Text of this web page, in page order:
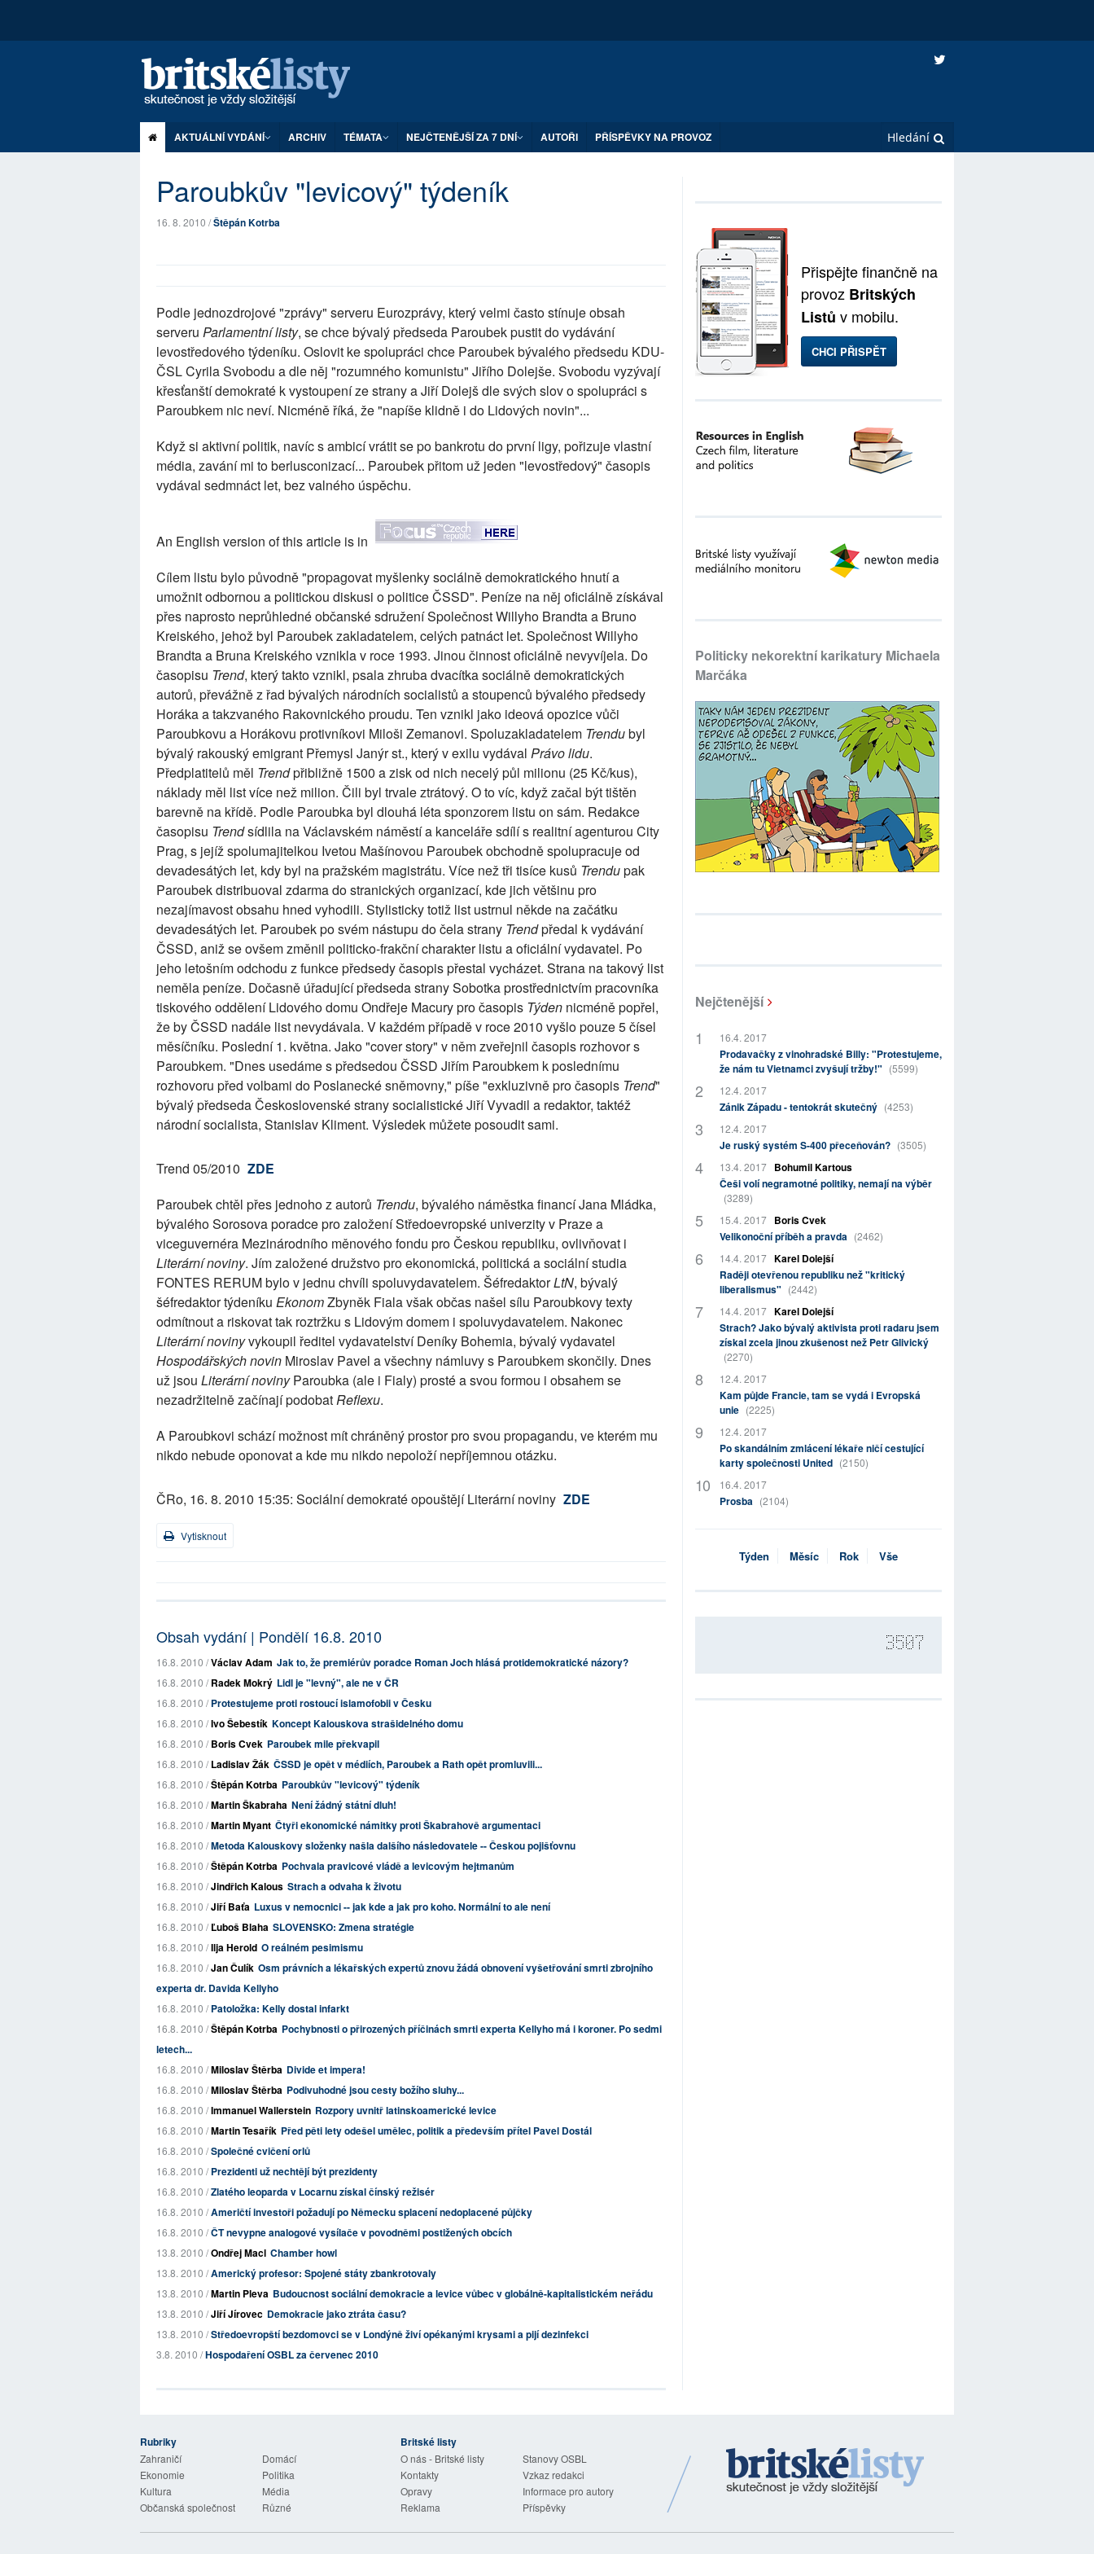
AKTUÁLNÍ VYDÁNÍ ARCHIV TÉMATA NEJČTENĚJŠÍ ZA 7 DNÍ AUTOŘI PŘÍSPĚVKY NA PROVOZ
Paroubkův "levicový" týdeník
16. 8. 2010 /Štěpán Kotrba
Podle jednozdrojové "zprávy" serveru Eurozprávy, který velmi často stínuje obsah
serveru Parlamentní listy, se chce bývalý předseda Paroubek pustit do vydávání
levostředového týdeníku. Oslovit ke spolupráci chce Paroubek bývalého předsedu KDU-
ČSL Cyrila Svobodu a dle něj "rozumného komunistu" Jiřího Dolejše. Svobodu vyzývají
křesťanští demokraté k vystoupení ze strany a Jiří Dolejš dle svých slov o spolupráci s
Paroubkem nic neví. Nicméně říká, že "napíše klidně i do Lidových novin"...
Když si aktivní politik, navíc s ambicí vrátit se po bankrotu do první ligy, pořizuje vlastní
média, zavání mi to berlusconizací... Paroubek přitom už jeden "levostředový" časopis
vydával sedmnáct let, bez valného úspěchu.
An English version of this article is in
Cílem listu bylo původně "propagovat myšlenky sociálně demokratického hnutí a
umožnit odbornou a politickou diskusi o politice ČSSD". Peníze na něj oficiálně získával
přes naprosto neprůhledné občanské sdružení Společnost Willyho Brandta a Bruno
Kreiského, jehož byl Paroubek zakladatelem, celých patnáct let. Společnost Willyho
Brandta a Bruna Kreiského vznikla v roce 1993. Jinou činnost oficiálně nevyvíjela. Do
časopisu Trend, který takto vznikl, psala zhruba dvacítka sociálně demokratických
autorů, převážně z řad bývalých národních socialistů a stoupenců bývalého předsedy
Horáka a takzvaného Rakovnického proudu. Ten vznikl jako ideová opozice vůči
Paroubkovu a Horákovu protivníkovi Miloši Zemanovi. Spoluzakladatelem Trendubyl
bývalý rakouský emigrant Přemysl Janýr st., který v exilu vydával Právo lidu.
Předplatitelů měl Trendpřibližně 1500 a zisk od nich necelý půl milionu (25 Kč/kus),
náklady měl list více než milion. Čili byl trvale ztrátový. O to víc, když začal být tištěn
barevně na křídě. Podle Paroubka byl dlouhá léta sponzorem listu on sám. Redakce
časopisu Trendsídlila na Václavském náměstí a kanceláře sdílí s realitní agenturou City
Prag, s jejíž spolumajitelkou Ivetou Mašínovou Paroubek obchodně spolupracuje od
devadesátých let, kdy byl na pražském magistrátu. Více než tři tisíce kusů Trendupak
Paroubek distribuoval zdarma do stranických organizací, kde jich většinu pro
nezajímavost obsahu hned vyhodili. Stylisticky totiž list ustrnul někde na začátku
devadesátých let. Paroubek po svém nástupu do čela strany Trendpředal k vydávání
ČSSD, aniž se ovšem změnil politicko-frakční charakter listu a oficiální vydavatel. Po
jeho letošním odchodu z funkce předsedy časopis přestal vycházet. Strana na takový list
neměla peníze. Dočasně úřadující předseda strany Sobotka prostřednictvím pracovníka
tiskového oddělení Lidového domu Ondřeje Macury pro časopis Týden nicméně popřel,
že by ČSSD nadále list nevydávala. V každém případě v roce 2010 vyšlo pouze 5 čísel
měsíčníku. Poslední 1. května. Jako "cover story" v něm zveřejnil časopis rozhovor s
Paroubkem. "Dnes usedáme s předsedou ČSSD Jiřím Paroubkem k poslednímu
rozhovoru před volbami do Poslanecké sněmovny," píše "exkluzivně pro časopis Trend"
bývalý předseda Československé strany socialistické Jiří Vyvadil a redaktor, taktéž
národní socialista, Stanislav Kliment. Výsledek můžete posoudit sami.
Trend 05/2010 ZDE
Paroubek chtěl přes jednoho z autorů Trendu, bývalého náměstka financí Jana Mládka,
bývalého Sorosova poradce pro založení Středoevropské univerzity v Praze a
viceguvernéra Mezinárodního měnového fondu pro Českou republiku, ovlivňovat i
Literární noviny. Jím založené družstvo pro ekonomická, politická a sociální studia
FONTES RERUM bylo v jednu chvíli spoluvydavatelem. ŠéfredaktorLtN, bývalý
šéfredaktor týdeníku EkonomZbyněk Fiala však občas našel sílu Paroubkovy texty
odmítnout a riskovat tak roztržku s Lidovým domem i spoluvydavatelem. Nakonec
Literární novinyvykoupil ředitel vydavatelství Deníky Bohemia, bývalý vydavatel
Hospodářských novin Miroslav Pavel a všechny námluvy s Paroubkem skončily. Dnes
už jsou Literární novinyParoubka (ale i Fialy) prosté a svou formou i obsahem se
nezadržitelně začínají podobatReflexu.
A Paroubkovi schází možnost mít chráněný prostor pro svou propagandu, ve kterém mu
nikdo nebude oponovat a kde mu nikdo nepoloží nepříjemnou otázku.
ČRo, 16. 8. 2010 15:35: Sociální demokraté opouštějí Literární noviny ZDE
Vytisknout
Obsah vydání | Pondělí 16.8. 2010
16.8. 2010 /Václav Adam Jak to, že premiérův poradce Roman Joch hlásá protidemokratické názory?
16.8. 2010 /Radek Mokrý Lidl je "levný", ale ne v ČR
16.8. 2010 /Protestujeme proti rostoucí islamofobii v Česku
16.8. 2010 /Ivo Šebestík Koncept Kalouskova strašidelného domu
16.8. 2010 /Boris Cvek Paroubek mile překvapil
16.8. 2010 /Ladislav Žák ČSSD je opět v médiích, Paroubek a Rath opět promluvili...
16.8. 2010 /Štěpán Kotrba Paroubkův "levicový" týdeník
16.8. 2010 /Martin Škabraha Není žádný státní dluh!
16.8. 2010 /Martin Myant Čtyři ekonomické námitky proti Škabrahově argumentaci
16.8. 2010 /Metoda Kalouskovy složenky našla dalšího následovatele -- Českou pojišťovnu
16.8. 2010 /Štěpán Kotrba Pochvala pravicové vládě a levicovým hejtmanům
16.8. 2010 /Jindřich Kalous Strach a odvaha k životu
16.8. 2010 /Jiří Baťa Luxus v nemocnici -- jak kde a jak pro koho. Normální to ale není
16.8. 2010 /Ľuboš Blaha SLOVENSKO: Zmena stratégie
16.8. 2010 /Ilja Herold O reálném pesimismu
16.8. 2010 /Jan Čulík Osm právních a lékařských expertů znovu žádá obnovení vyšetřování smrti zbrojního
experta dr. Davida Kellyho
16.8. 2010 /Patoložka: Kelly dostal infarkt
16.8. 2010 /Štěpán Kotrba Pochybnosti o přirozených příčinách smrti experta Kellyho má i koroner. Po sedmi
letech...
16.8. 2010 /Miloslav Štěrba Divide et impera!
16.8. 2010 /Miloslav Štěrba Podivuhodné jsou cesty božího sluhy...
16.8. 2010 /Immanuel Wallerstein Rozpory uvnitř latinskoamerické levice
16.8. 2010 /Martin Tesařík Před pěti lety odešel umělec, politik a především přítel Pavel Dostál
16.8. 2010 /Společné cvičení orlů
16.8. 2010 /Prezidenti už nechtějí být prezidenty
16.8. 2010 /Zlatého leoparda v Locarnu získal čínský režisér
16.8. 2010 /Američtí investoři požadují po Německu splacení nedoplacené půjčky
16.8. 2010 /ČT nevypne analogové vysílače v povodněmi postižených obcích
13.8. 2010 /Ondřej Macl Chamber howl
13.8. 2010 /Americký profesor: Spojené státy zbankrotovaly
13.8. 2010 /Martin Pleva Budoucnost sociální demokracie a levice vůbec v globálně-kapitalistickém neřádu
13.8. 2010 /Jiří Jírovec Demokracie jako ztráta času?
13.8. 2010 /Středoevropští bezdomovci se v Londýně živí opékanými krysami a pijí dezinfekci
3.8. 2010 /Hospodaření OSBL za červenec 2010
Přispějte finančně na
provoz Britských
Listů v mobilu.
CHCI PŘISPĚT
Politicky nekorektní karikatury Michaela
Marčáka
Nejčtenější
16.4. 2017
Prodavačky z vinohradské Billy: "Protestujeme,
že nám tu Vietnamci zvyšují tržby!" (5599)
12.4. 2017
Zánik Západu - tentokrát skutečný (4253)
12.4. 2017
Je ruský systém S-400 přeceňován? (3505)
13.4. 2017
Bohumil Kartous
Češi volí negramotné politiky, nemají na výběr
(3289)
15.4. 2017
Boris Cvek
Velikonoční příběh a pravda (2462)
14.4. 2017 Karel Dolejší
Raději otevřenou republiku než "kritický
liberalismus" (2442)
14.4. 2017 Karel Dolejší
Strach? Jako bývalý aktivista proti radaru jsem
získal zcela jinou zkušenost než Petr Glivický
(2270)
12.4. 2017
Kam půjde Francie, tam se vydá i Evropská
unie (2225)
12.4. 2017
Po skandálním zmlácení lékaře ničí cestující
karty společnosti United (2150)
16.4. 2017
Prosba (2104)
Týden Měsíc Rok Vše
3507
Rubriky
Zahraničí
Domácí
Ekonomie
Politika
Kultura
Média
Občanská společnost
Různé
Britské listy
O nás - Britské listy
Stanovy OSBL
Kontakty
Vzkaz redakci
Opravy
Informace pro autory
Reklama
Příspěvky